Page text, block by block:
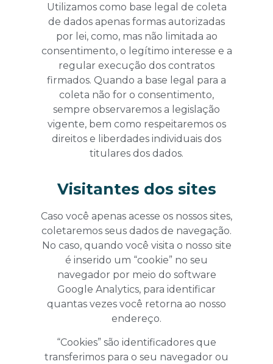
Utilizamos como base legal de coleta
de dados apenas formas autorizadas
por lei, como, mas não limitada ao
consentimento, o legítimo interesse e a
regular execução dos contratos
firmados. Quando a base legal para a
coleta não for o consentimento,
sempre observaremos a legislação
vigente, bem como respeitaremos os
direitos e liberdades individuais dos
titulares dos dados.
Visitantes dos sites
Caso você apenas acesse os nossos sites,
coletaremos seus dados de navegação.
No caso, quando você visita o nosso site
é inserido um “cookie” no seu
navegador por meio do software
Google Analytics, para identificar
quantas vezes você retorna ao nosso
endereço.
“Cookies” são identificadores que
transferimos para o seu navegador ou